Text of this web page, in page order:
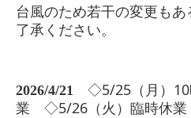
台風のため若干の変更も
了承ください。
2026/4/21 ◇5/25（月）10
業 ◇5/26（火）臨時休